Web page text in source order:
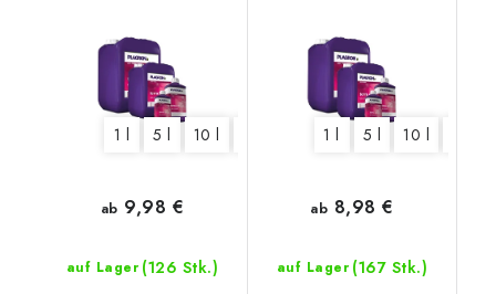
1 l 5 l 10 l
auf Lager (126 Stk.)
ab 9,98 €
1 l 5 l 10 l
auf Lager (167 Stk.)
ab 8,98 €